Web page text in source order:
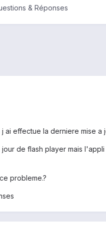
& Réponses
ai effectue la derniere mise
de flash player mais
probleme.?